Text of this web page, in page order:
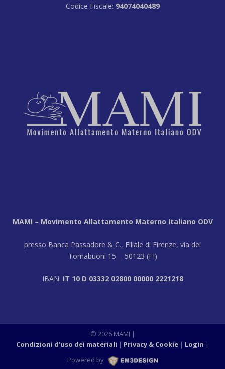
Codice Fiscale: 94074040489
MAMI – Movimento Allattamento Materno Italiano ODV
presso Banca Passadore & C., Filiale di Firenze, via dei
Tornabuoni 15 - 50123 (FI)
IBAN: IT 10 D 03332 02800 00000 2221218
© 2026 MAMI |
Condizioni d’uso dei materiali
Privacy & Cookie Login |
Powered by